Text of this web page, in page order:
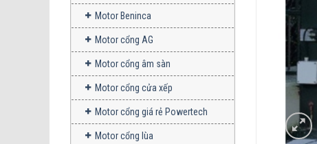
Motor Beninca
Motor cổng AG
Motor cổng âm sàn
Motor cổng cửa xếp
Motor cổng giá rẻ Powertech
Motor cổng lùa